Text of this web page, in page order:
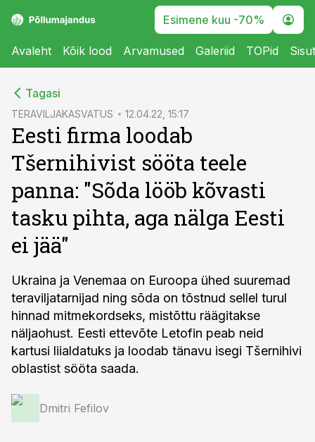
Esimene kuu -70%
Avaleht Kõik lood Arvamused Galeriid TOPid
Tagasi
TERAVILJAKASVATUS 12.04.22, 15:17
Eesti firma loodab
Tšernihivist sööta teele
panna: "Sõda lööb kõvasti
tasku pihta, aga nälga Eesti
ei jää"
Ukraina ja Venemaa on Euroopa ühed suuremad
teraviljatarnijad ning sõda on tõstnud sellel turul
hinnad mitmekordseks, mistõttu räägitakse
näljaohust. Eesti ettevõte Letofin peab neid
kartusi liialdatuks ja loodab tänavu isegi Tšernihivi
oblastist sööta saada.
Dmitri Fefilov